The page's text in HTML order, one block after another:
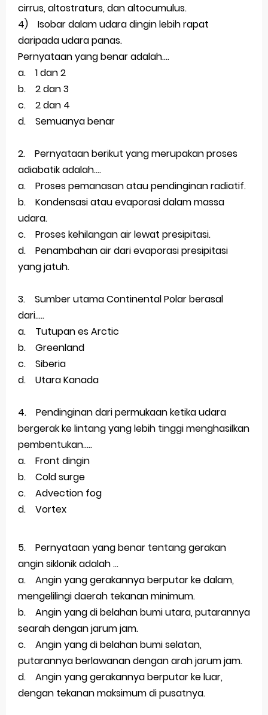
cirrus, altostraturs, dan altocumulus.
4) Isobar dalam udara dingin lebih rapat
daripada udara panas.
Pernyataan yang benar adalah....
a. 1 dan 2
b. 2 dan 3
c. 2 dan 4
d. Semuanya benar
2. Pernyataan berikut yang merupakan proses
adiabatik adalah....
a. Proses pemanasan atau pendinginan radiatif.
b. Kondensasi atau evaporasi dalam massa
udara.
c. Proses kehilangan air lewat presipitasi.
d. Penambahan air dari evaporasi presipitasi
yang jatuh.
3. Sumber utama Continental Polar berasal
dari.....
a. Tutupan es Arctic
b. Greenland
c. Siberia
d. Utara Kanada
4. Pendinginan dari permukaan ketika udara
bergerak ke lintang yang lebih tinggi menghasilkan
pembentukan.....
a. Front dingin
b. Cold surge
c. Advection fog
d. Vortex
5. Pernyataan yang benar tentang gerakan
angin siklonik adalah ...
a. Angin yang gerakannya berputar ke dalam,
mengelilingi daerah tekanan minimum.
b. Angin yang di belahan bumi utara, putarannya
searah dengan jarum jam.
c. Angin yang di belahan bumi selatan,
putarannya berlawanan dengan arah jarum jam.
d. Angin yang gerakannya berputar ke luar,
dengan tekanan maksimum di pusatnya.